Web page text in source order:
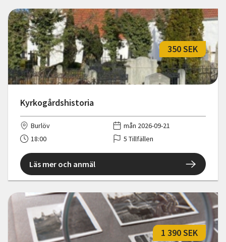
Kyrkogårdshistoria
350 SEK
Burlöv
mån 2026-09-21
18:00
5 Tillfällen
Läs mer och anmäl
1 390 SEK